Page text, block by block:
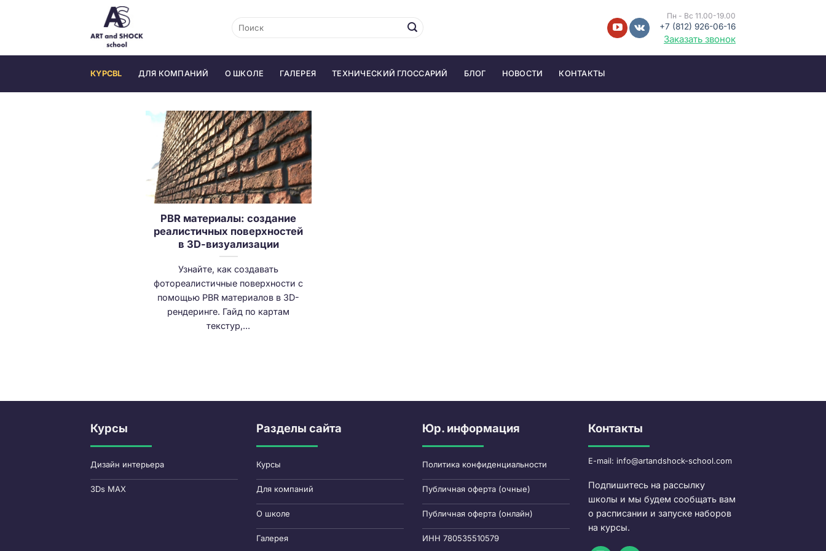
Пн - Вс 11.00-19.00
+7 (812) 926-06-16
Заказать звонок
КYPCBL ДЛЯ КОМПАНИЙ О ШКОЛЕ ГАЛЕРЕЯ ТЕХНИЧЕСКИЙ ГЛОССАРИЙ БЛОГ НОВОСТИ КОНТАКТЫ
PBR материалы: создание
реалистичных поверхностей
в 3D-визуализации
Узнайте, как создавать
фотореалистичные поверхности с
помощью PBR материалов в 3D-
рендеринге. Гайд по картам
текстур,...
Курсы
Дизайн интерьера
3Ds MAX
Разделы сайта
Курсы
Для компаний
О школе
Галерея
Юр. информация
Политика конфиденциальности
Публичная оферта (очные)
Публичная оферта (онлайн)
ИНН 780535510579
Контакты
E-mail: info@artandshock-school.com
Подпишитесь на рассылку
школы и мы будем сообщать вам
о расписании и запуске наборов
на курсы.